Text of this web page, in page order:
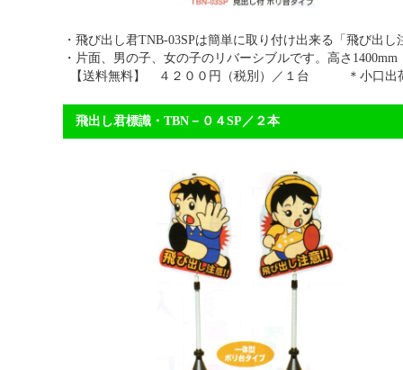
・飛び出し君TNB-03SPは簡単に取り付け出来る「
・片面、男の子、女の子のリバーシブルです。高さ
【送料無料】 ４２００円（税別）／１台 ＊小口出
飛出し君標識・TBN－０